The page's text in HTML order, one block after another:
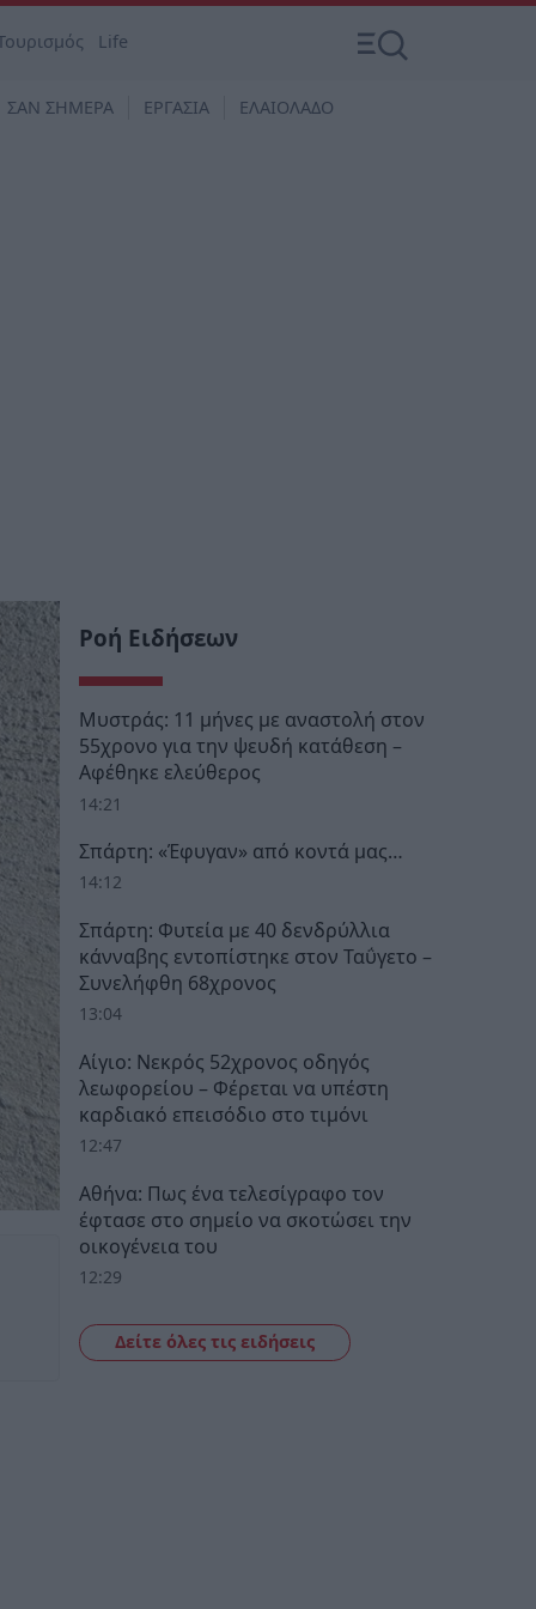
Life
ΣΑΝ ΣΗΜΕΡΑ ΕΡΓΑΣΙΑ ΕΛΑΙΟΛΑΔΟ
Ροή Ειδήσεων
Μυστράς: 11 μήνες με αναστολή στον
55χρονο για την ψευδή κατάθεση –
Αφέθηκε ελεύθερος
14:21
Σπάρτη: «Έφυγαν» από κοντά μας…
14:12
Σπάρτη: Φυτεία με 40 δενδρύλλια
κάνναβης εντοπίστηκε στον Ταΰγετο –
Συνελήφθη 68χρονος
13:04
Αίγιο: Νεκρός 52χρονος οδηγός
λεωφορείου – Φέρεται να υπέστη
καρδιακό επεισόδιο στο τιμόνι
12:47
Αθήνα: Πως ένα τελεσίγραφο τον
έφτασε στο σημείο να σκοτώσει την
οικογένεια του
12:29
Δείτε όλες τις ειδήσεις